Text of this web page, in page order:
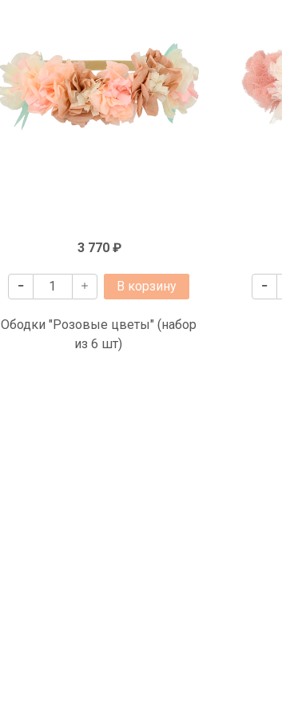
3 770 ₽
В корзину
Ободки "Розовые цветы" (набор
из 6 шт)